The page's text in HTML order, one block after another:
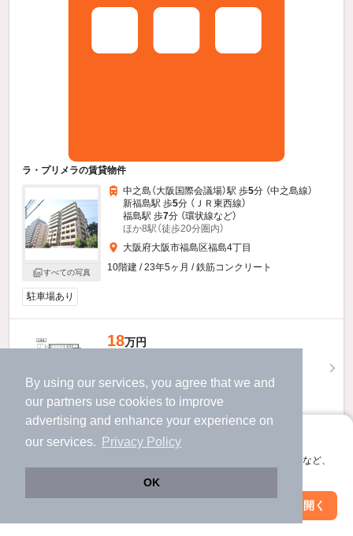
By using our services, you agree that we and
our partners use cookies to improve
advertising and enhance your experience on
our services.
Privacy Policy
OK
アプリに切り替えて、サクサクお部屋探し
会員登録なしですぐ使える。マップ検索やお気に入り保存など、
アプリを開く
ラ・プリメラの賃貸物件
すべての写真
中之島（大阪国際会議場）駅 歩5分 （中之島線）
新福島駅 歩5分 （ＪＲ東西線）
福島駅 歩7分 （環状線など）
ほか8駅（徒歩20分圏内）
大阪府大阪市福島区福島4丁目
10階建 / 23年5ヶ月 / 鉄筋コンクリート
駐車場あり
18万円
敷 360,000円 礼 360,000円
5階 / 3LDK / 88.62㎡
物件詳細を見る
（管理費13,000円）
絞り込み条件を変更